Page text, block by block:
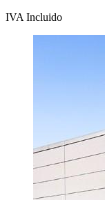
IVA Incluido